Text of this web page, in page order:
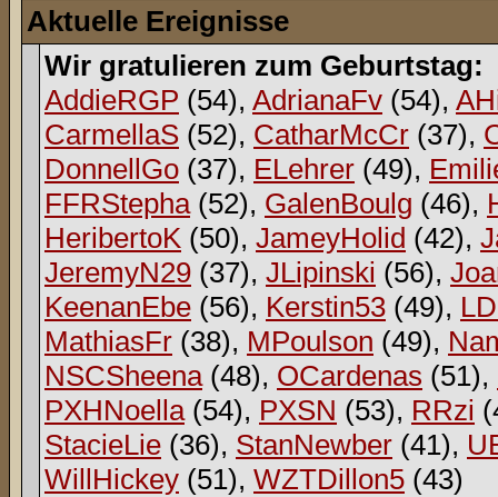
Aktuelle Ereignisse
Wir gratulieren zum Geburtstag:
AddieRGP (54), AdrianaFv (54),
CarmellaS (52), CatharMcCr (37),
DonnellGo (37), ELehrer (49),
FFRStepha(52), GalenBoulg (46),
HeribertoK (50), JameyHolid (42),
JeremyN29 (37), JLipinski (56),
KeenanEbe (56), Kerstin53 (49),
MathiasFr (38), MPoulson (49),
NSCSheena(48), OCardenas (51),
PXHNoella(54), PXSN (53), RRzi
StacieLie (36), StanNewber (41),
WillHickey (51), WZTDillon5 (43)